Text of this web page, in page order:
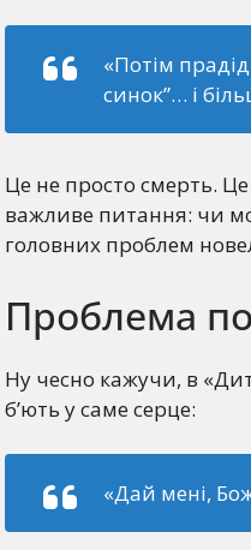
«Потім
синок”… і
Це не просто смерть.
важливе питання: чи
головних проблем
Проблема
Ну чесно кажучи, в
б’ють у саме серце:
«Дай мені,